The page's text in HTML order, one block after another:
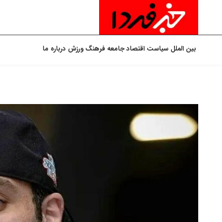
بین الملل سیاست اقتصادجامعه فرهنگورزش درباره ما